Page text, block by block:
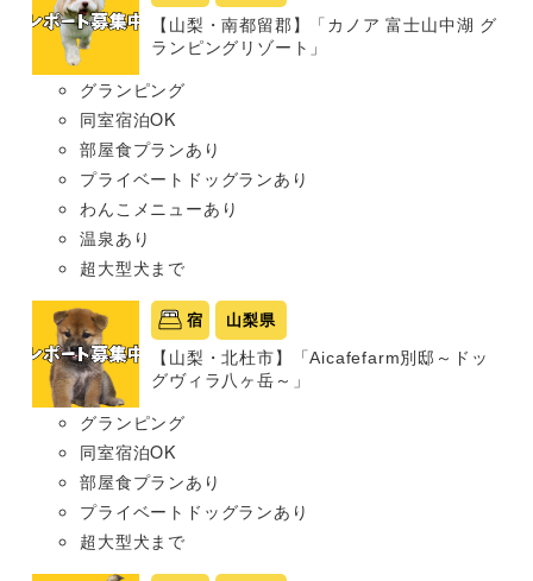
【山梨・南都留郡】「カノア 富士山中湖 グ
ランピングリゾート」
グランピング
同室宿泊OK
部屋食プランあり
プライベートドッグランあり
わんこメニューあり
温泉あり
超大型犬まで
宿 山梨県
【山梨・北杜市】「Aicafefarm別邸～ドッ
グヴィラ八ヶ岳～」
グランピング
同室宿泊OK
部屋食プランあり
プライベートドッグランあり
超大型犬まで